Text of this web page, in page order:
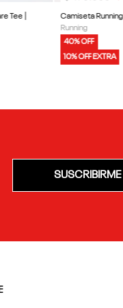
Tee |
Camiseta
Running
40% OFF
10% OFF EXTRA
SUSCRIBIRME